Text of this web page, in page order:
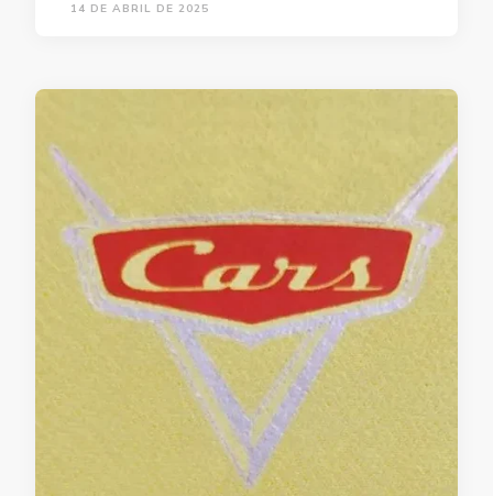
14 DE ABRIL DE 2025